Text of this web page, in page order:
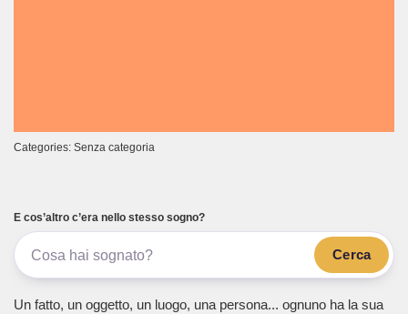
Categories: Senza categoria
E cos’altro c’era nello stesso sogno?
Cerca
Un fatto, un oggetto, un luogo, una persona... ognuno ha la sua